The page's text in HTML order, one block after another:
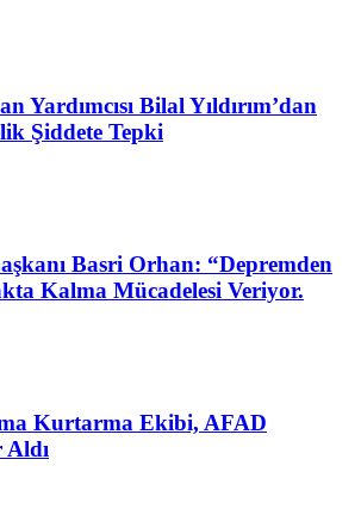
Yardımcısı Bilal Yıldırım’dan
Şiddete Tepki
Basri Orhan: “Depremden
Kalma Mücadelesi Veriyor.
Kurtarma Ekibi, AFAD
Aldı